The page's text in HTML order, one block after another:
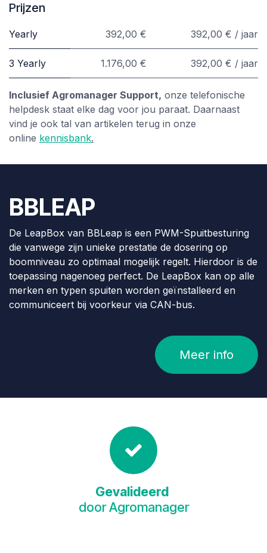
Prijzen
Yearly 392,00 € 392,00 € / jaar
3 Yearly 1.176,00 € 392,00 € / jaar
Inclusief Agromanager Support, onze telefonische
helpdesk staat elke dag voor jou paraat. Daarnaast
vind je ook tal van artikelen terug in onze
online kennisbank.
BBLEAP
De LeapBox van BBLeap is een PWM-Spuitbesturing
die vanwege zijn unieke prestatie de dosering op
boomniveau zo optimaal mogelijk regelt. Hierdoor is de
toepassing nagenoeg perfect. De LeapBox kan op alle
merken en typen spuiten worden geïnstalleerd en
communiceert bij voorkeur via CAN-bus.
Meer info
Gevalideerd
door Agromanager